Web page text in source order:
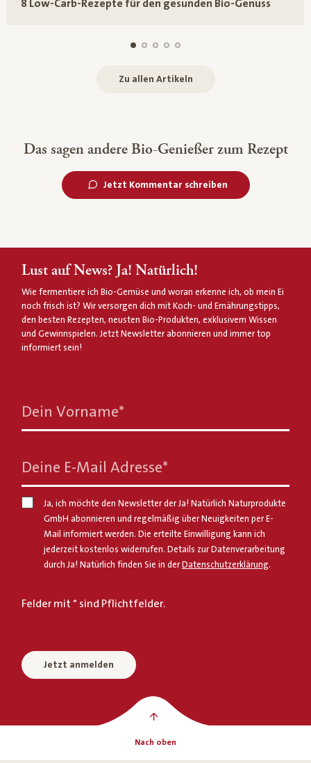
8 Low-Carb-Rezepte für den gesunden Bio-Genuss
Zu allen Artikeln
Das sagen andere Bio-Genießer zum Rezept
Jetzt Kommentar schreiben
Lust auf News? Ja! Natürlich!
Wie fermentiere ich Bio-Gemüse und woran erkenne ich, ob mein Ei
noch frisch ist? Wir versorgen dich mit Koch- und Ernährungstipps,
den besten Rezepten, neusten Bio-Produkten, exklusivem Wissen
und Gewinnspielen. Jetzt Newsletter abonnieren und immer top
informiert sein!
Dein Vorname*
Deine E-Mail Adresse*
Ja, ich möchte den Newsletter der Ja! Natürlich Naturprodukte
GmbH abonnieren und regelmäßig über Neuigkeiten per E-
Mail informiert werden. Die erteilte Einwilligung kann ich
jederzeit kostenlos widerrufen. Details zur Datenverarbeitung
durch Ja! Natürlich finden Sie in derDatenschutzerklärung.
Felder mit * sind Pflichtfelder.
Jetzt anmelden
Nach oben